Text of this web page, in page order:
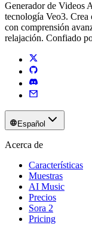
Generador de Videos
tecnología Veo3. Crea
con comprensión
relajación. Confiado
Español
Acerca de
Características
Muestras
AI Music
Precios
Sora 2
Pricing